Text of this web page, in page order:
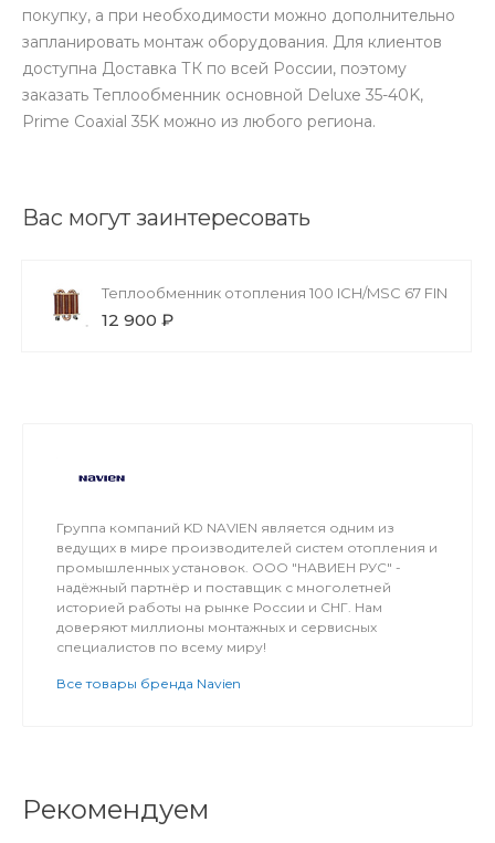
покупку, а при необходимости можно дополнительно
запланировать монтаж оборудования. Для клиентов
доступна Доставка ТК по всей России, поэтому
заказать Теплообменник основной Deluxe 35-40K,
Prime Coaxial 35K можно из любого региона.
Вас могут заинтересовать
Теплообменник отопления 100 ICH/MSC 67 FIN
12 900 ₽
Группа компаний KD NAVIEN является одним из
ведущих в мире производителей систем отопления и
промышленных установок. ООО "НАВИЕН РУС" -
надёжный партнёр и поставщик с многолетней
историей работы на рынке России и СНГ. Нам
доверяют миллионы монтажных и сервисных
специалистов по всему миру!
Все товары бренда Navien
Рекомендуем